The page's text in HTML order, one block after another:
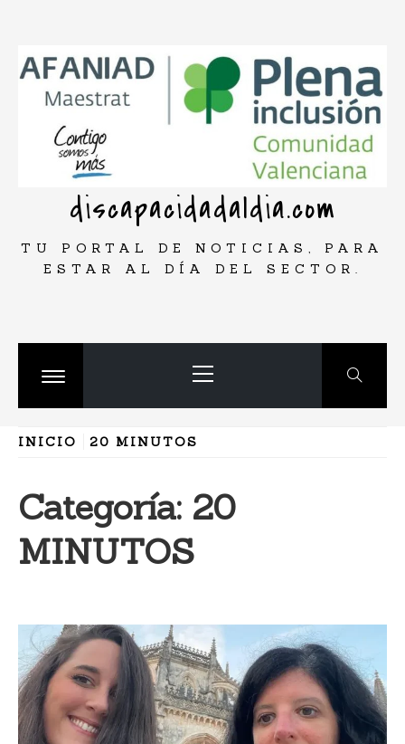
contenido
discapacidadaldia.com
TU PORTAL DE NOTICIAS, PARA
ESTAR AL DÍA DEL SECTOR.
Cambiar
principal
INICIO 20 MINUTOS
Categoría: 20
MINUTOS